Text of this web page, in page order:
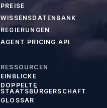
PREISE
WISSENSDATENBANK
REGIERUNGEN
AGENT PRICING API
RESSOURCEN
EINBLICKE
DOPPELTE
STAATSBÜRGERSCHAFT
GLOSSAR